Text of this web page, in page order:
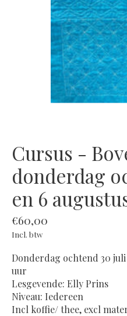
Cursus -
donderdag
en 6
€60,00
Incl. btw
Donderdag ochtend 30 juli
uur
Lesgevende: Elly Prins
Niveau: Iedereen
Incl koffie/ thee, excl